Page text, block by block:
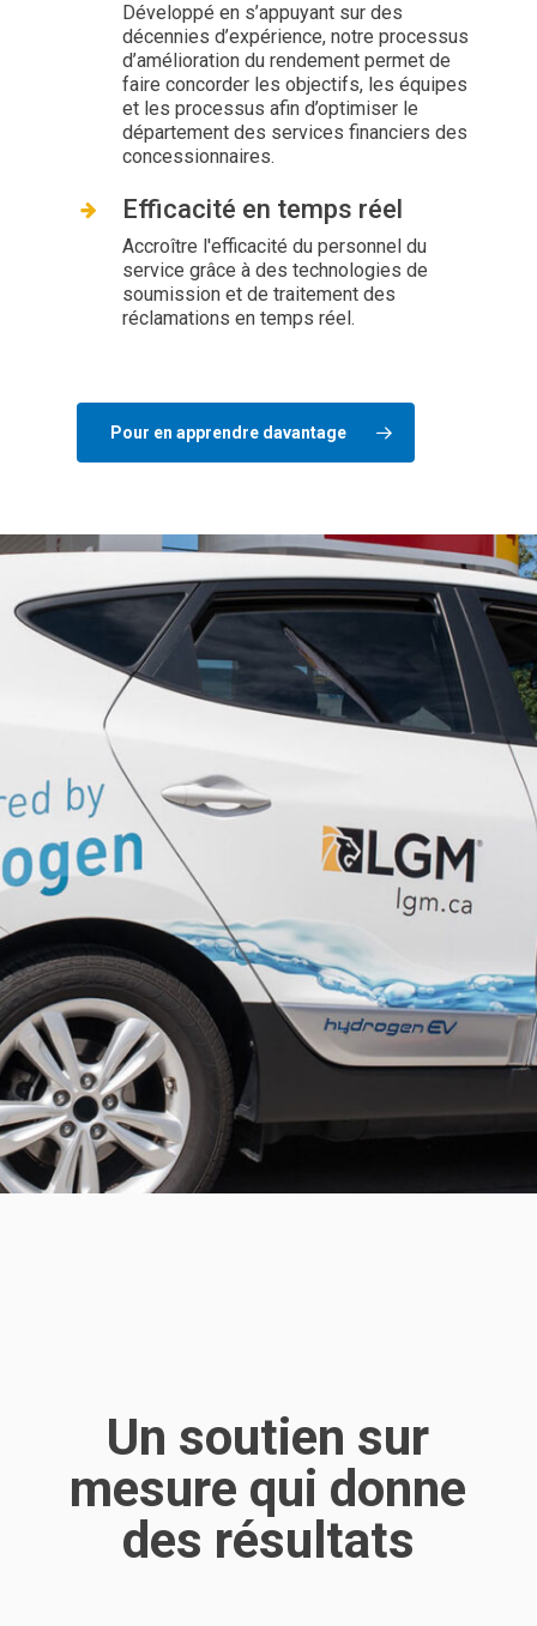
Développé en s’appuyant sur des
décennies d’expérience, notre processus
d’amélioration du rendement permet de
faire concorder les objectifs, les équipes
et les processus afin d’optimiser le
département des services financiers des
concessionnaires.
Efficacité en temps réel
Accroître l'efficacité du personnel du
service grâce à des technologies de
soumission et de traitement des
réclamations en temps réel.
Pour en apprendre davantage
Un soutien sur
mesure qui donne
des résultats